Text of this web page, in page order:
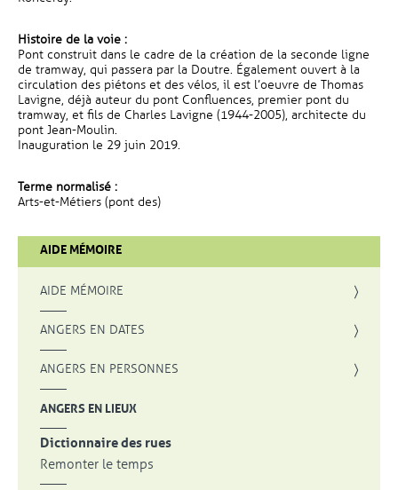
Histoire de la voie :
Pont construit dans le cadre de la création de la seconde ligne
de tramway, qui passera par la Doutre. Également ouvert à la
circulation des piétons et des vélos, il est l’oeuvre de Thomas
Lavigne, déjà auteur du pont Confluences, premier pont du
tramway, et fils de Charles Lavigne (1944-2005), architecte du
pont Jean-Moulin.
Inauguration le 29 juin 2019.
Terme normalisé :
Arts-et-Métiers (pont des)
AIDE MÉMOIRE
AIDE MÉMOIRE
ANGERS EN DATES
ANGERS EN PERSONNES
ANGERS EN LIEUX
Dictionnaire des rues
Remonter le temps